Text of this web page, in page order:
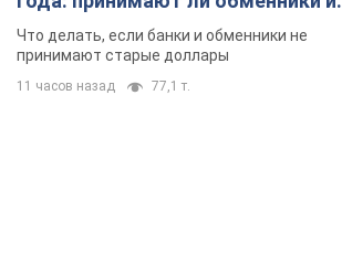
банки такие купюры
Что делать, если банки и обменники не
принимают старые доллары
11 часов назад 77,1 т.